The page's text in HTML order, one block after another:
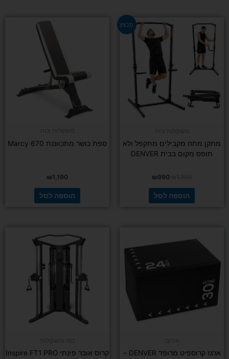
מבצע
מתקן מתח מקבילים מתקפל ולא
תופס מקום בבית DENVER
המחיר
המקורי
היה:
₪1,290.
₪990
המחיר
הנוכחי
הוא:
₪990.
הוספה לסל
ספת כושר מתכווננת Marcy 670
₪1,190
הוספה לסל
ארגז קרוספיט מרופד DENVER –
קרוס אובר פינתי Inspire FT1 PRO